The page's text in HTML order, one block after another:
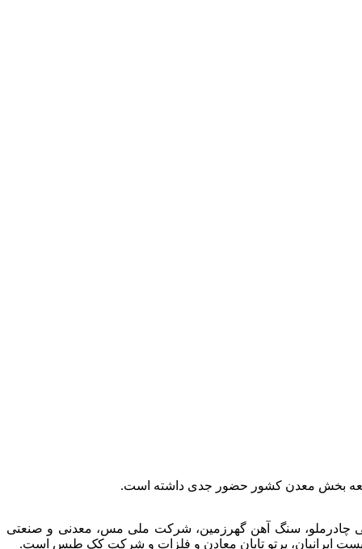
بخش معدن کشور حضور جدی داشته است.
چادرملو، سنگ آهن گهرزمین، شرکت ملی مس، معدنی و صنعتی
ایرانیان، پرتو تابان معادن و فلزات و شرکت کک طبس است.